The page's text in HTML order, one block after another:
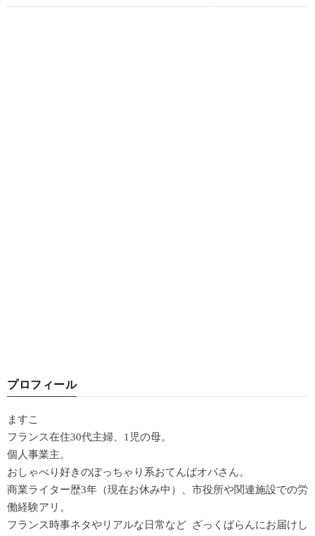
プロフィール
ますこ
フランス在住30代主婦、1児の母。
個人事業主。
おしゃべり好きのぽっちゃり系おてんばオバさん。
商業ライター歴3年（現在お休み中）、市役所や関連施設での労
働経験アリ。
フランス時事ネタやリアルな日常など ざっくばらんにお届けし